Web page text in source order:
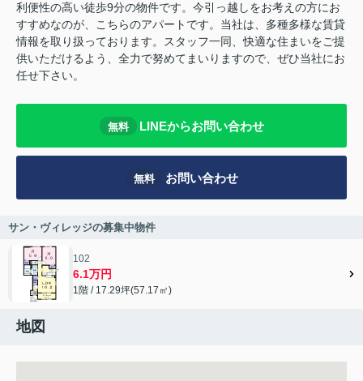
利便性の高い徒歩9分の物件です。今引っ越しをお考えの方にお
すすめなのが、こちらのアパートです。当社は、多種多様な賃貸
情報を取り扱っております。スタッフ一同、快適な住まいをご提
供いただけるよう、全力で努めてまいりますので、ぜひ当社にお
任せ下さい。
無料 LINEからお問い合わせ
無料 お問い合わせ
サン・ヴィレッジの募集中物件
102
6.1万円
1階 / 17.29坪(57.17㎡)
地図